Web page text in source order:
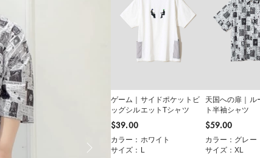
ゲーム｜サイドポケットビ
ッグシルエットTシャツ
$‌39.00
カラー：ホワイト
サイズ：L
天国への扉｜ル
ト半袖シャツ
$‌59.00
カラー：グレー
サイズ：XL